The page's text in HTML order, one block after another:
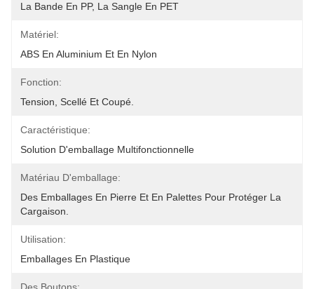
La Bande En PP, La Sangle En PET
Matériel:
ABS En Aluminium Et En Nylon
Fonction:
Tension, Scellé Et Coupé.
Caractéristique:
Solution D'emballage Multifonctionnelle
Matériau D'emballage:
Des Emballages En Pierre Et En Palettes Pour Protéger La
Cargaison.
Utilisation:
Emballages En Plastique